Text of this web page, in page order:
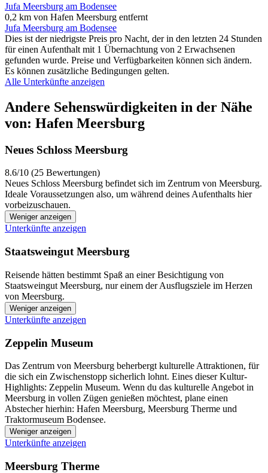
Jufa Meersburg am Bodensee
0,2 km von Hafen Meersburg entfernt
Jufa Meersburg am Bodensee
Dies ist der niedrigste Preis pro Nacht, der in den letzten 24 Stunden
für einen Aufenthalt mit 1 Übernachtung von 2 Erwachsenen
gefunden wurde. Preise und Verfügbarkeiten können sich ändern.
Es können zusätzliche Bedingungen gelten.
Alle Unterkünfte anzeigen
Andere Sehenswürdigkeiten in der Nähe
von: Hafen Meersburg
Neues Schloss Meersburg
8.6/10 (25 Bewertungen)
Neues Schloss Meersburg befindet sich im Zentrum von Meersburg.
Ideale Voraussetzungen also, um während deines Aufenthalts hier
vorbeizuschauen.
Weniger anzeigen
Unterkünfte anzeigen
Staatsweingut Meersburg
Reisende hätten bestimmt Spaß an einer Besichtigung von
Staatsweingut Meersburg, nur einem der Ausflugsziele im Herzen
von Meersburg.
Weniger anzeigen
Unterkünfte anzeigen
Zeppelin Museum
Das Zentrum von Meersburg beherbergt kulturelle Attraktionen, für
die sich ein Zwischenstopp sicherlich lohnt. Eines dieser Kultur-
Highlights: Zeppelin Museum. Wenn du das kulturelle Angebot in
Meersburg in vollen Zügen genießen möchtest, plane einen
Abstecher hierhin: Hafen Meersburg, Meersburg Therme und
Traktormuseum Bodensee.
Weniger anzeigen
Unterkünfte anzeigen
Meersburg Therme